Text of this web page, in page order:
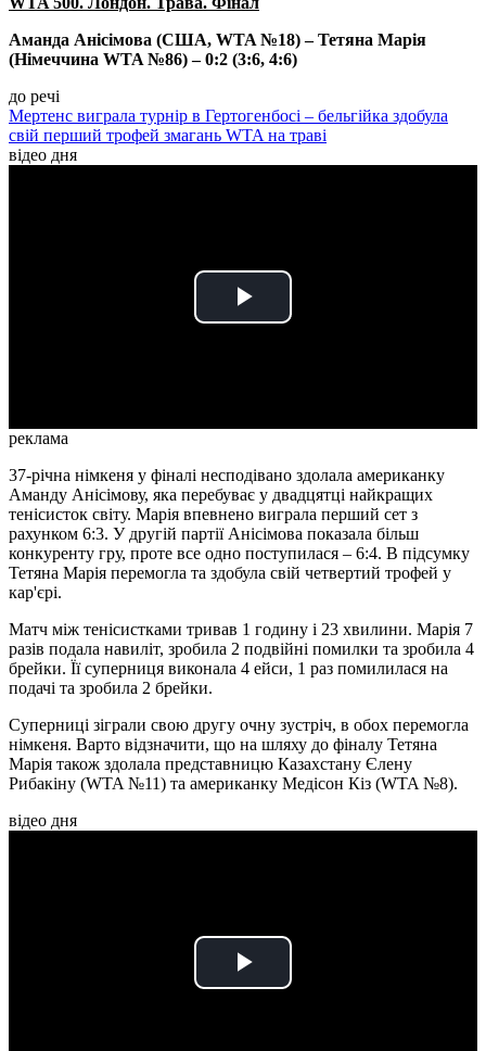
Аманда Анісімова (США, WTA №18) – Тетяна Марія
(Німеччина WTA №86) – 0:2 (3:6, 4:6)
до речі
Мертенс виграла турнір в Гертогенбосі – бельгійка здобула
свій перший трофей змагань WTA на траві
відео дня
Play
реклама
37-річна німкеня у фіналі несподівано здолала американку
Аманду Анісімову, яка перебуває у двадцятці найкращих
тенісисток світу. Марія впевнено виграла перший сет з
рахунком 6:3. У другій партії Анісімова показала більш
конкуренту гру, проте все одно поступилася – 6:4. В підсумку
Тетяна Марія перемогла та здобула свій четвертий трофей у
кар'єрі.
Матч між тенісистками тривав 1 годину і 23 хвилини. Марія 7
разів подала навиліт, зробила 2 подвійні помилки та зробила 4
брейки. Її суперниця виконала 4 ейси, 1 раз помилилася на
подачі та зробила 2 брейки.
Суперниці зіграли свою другу очну зустріч, в обох перемогла
німкеня. Варто відзначити, що на шляху до фіналу Тетяна
Марія також здолала представницю Казахстану Єлену
Рибакіну (WTA №11) та американку Медісон Кіз (WTA №8).
відео дня
Play